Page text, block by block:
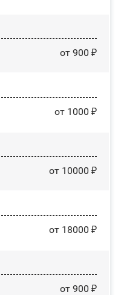
от 900 ₽
от 1000 ₽
от 10000 ₽
от 18000 ₽
от 900 ₽